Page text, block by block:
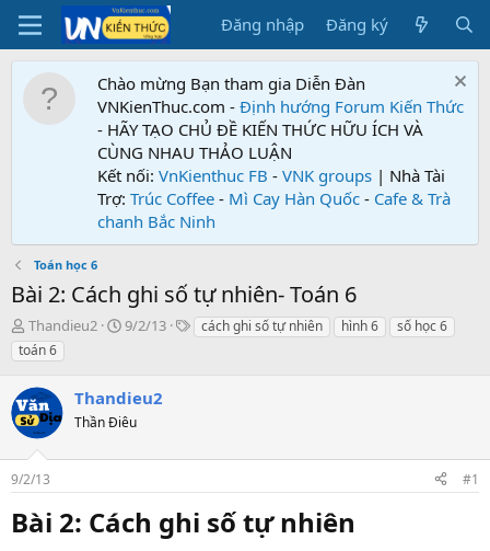
Đăng nhập Đăng ký
Chào mừng Bạn tham gia Diễn Đàn
VNKienThuc.com - Định hướng Forum Kiến Thức
- HÃY TẠO CHỦ ĐỀ KIẾN THỨC HỮU ÍCH VÀ
CÙNG NHAU THẢO LUẬN
Kết nối: VnKienthuc FB - VNK groups | Nhà Tài
Trợ: Trúc Coffee - Mì Cay Hàn Quốc - Cafe & Trà
chanh Bắc Ninh
Toán học 6
Bài 2: Cách ghi số tự nhiên- Toán 6
T
h
r
e
a
d
s
t
a
t
Thandieu2
N
g
ử
9/2/13
Tcách ghi số tự nhiên hình 6
số học 6
toán 6
Thandieu2
Thần Điêu
9/2/13 #1
Bài 2: Cách ghi số tự nhiên​